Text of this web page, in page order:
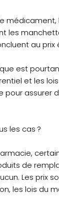
les
au
est
et les
pour assurer
les cas ?
de
Les prix
les lois du